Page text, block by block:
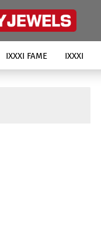
IXXXI FAME IXXXI